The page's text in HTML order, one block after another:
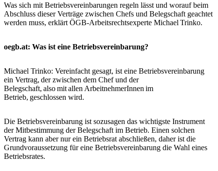
Was sich mit Betriebsvereinbarungen regeln lässt und worauf beim
Abschluss dieser Verträge zwischen Chefs und Belegschaft geachtet
werden muss, erklärt ÖGB-Arbeitsrechtsexperte Michael Trinko.
oegb.at: Was ist eine Betriebsvereinbarung?
Michael Trinko: Vereinfacht gesagt, ist eine Betriebsvereinbarung
ein Vertrag, der zwischen dem Chef und der
Belegschaft, also mit allen ArbeitnehmerInnen im
Betrieb, geschlossen wird.
Die Betriebsvereinbarung ist sozusagen das wichtigste Instrument
der Mitbestimmung der Belegschaft im Betrieb. Einen solchen
Vertrag kann aber nur ein Betriebsrat abschließen, daher ist die
Grundvoraussetzung für eine Betriebsvereinbarung die Wahl eines
Betriebsrates.